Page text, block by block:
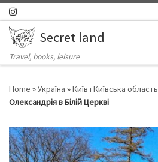
Skip to content
Secret land
Travel, books, leisure
Home »Україна »Київ і Київська область
Олександрія в Білій Церкві